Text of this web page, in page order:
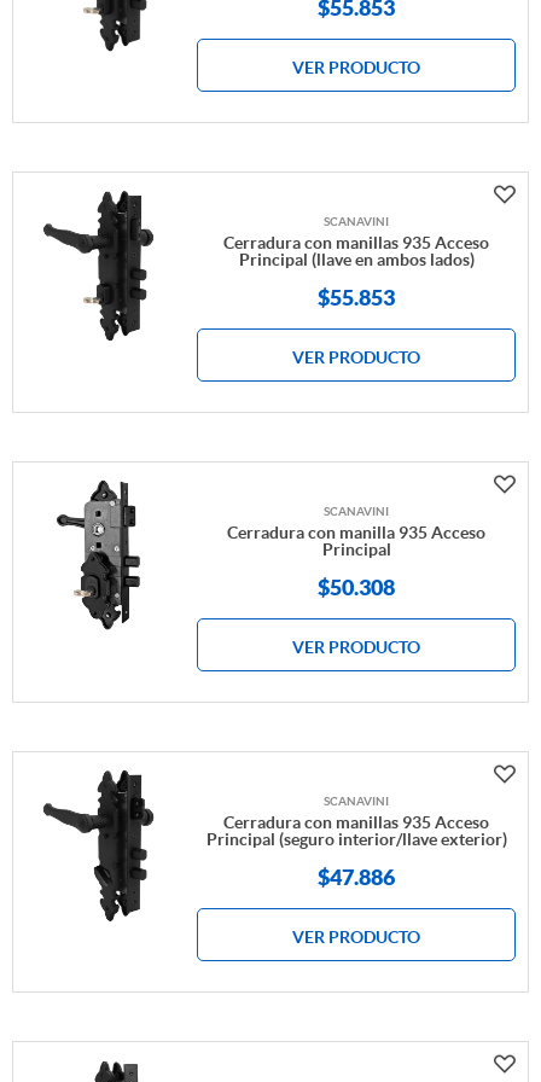
$55.853
VER PRODUCTO
SCANAVINI
Cerradura con manillas 935 Acceso
Principal (llave en ambos lados)
$55.853
VER PRODUCTO
SCANAVINI
Cerradura con manilla 935 Acceso
Principal
$50.308
VER PRODUCTO
SCANAVINI
Cerradura con manillas 935 Acceso
Principal (seguro interior/llave exterior)
$47.886
VER PRODUCTO